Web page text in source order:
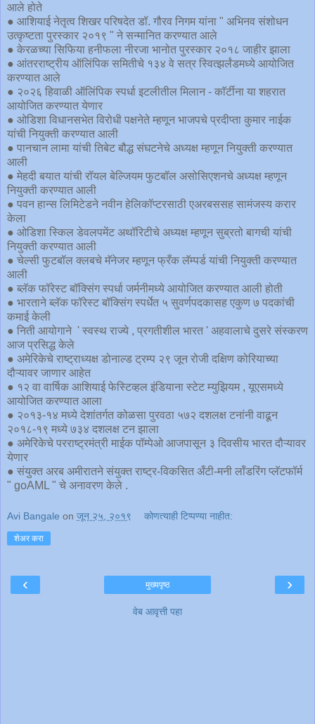
आले होते
● आशियाई नेतृत्व शिखर परिषदेत डॉ. गौरव निगम यांना " अभिनव संशोधन
उत्कृष्टता पुरस्कार २०१९ " ने सन्मानित करण्यात आले
● केरळच्या सिफिया हनीफला नीरजा भानोत पुरस्कार २०१८ जाहीर झाला
● आंतरराष्ट्रीय ऑलिंपिक समितीचे १३४ वे सत्र स्वित्झर्लंडमध्ये आयोजित
करण्यात आले
● २०२६ हिवाळी ऑलिंपिक स्पर्धा इटलीतील मिलान - काॅर्टीना या शहरात
आयोजित करण्यात येणार
● ओडिशा विधानसभेत विरोधी पक्षनेते म्हणून भाजपचे प्रदीप्ता कुमार नाईक
यांची नियुक्ती करण्यात आली
● पानचान लामा यांची तिबेट बौद्ध संघटनेचे अध्यक्ष म्हणून नियुक्ती करण्यात
आली
● मेहदी बयात यांची रॉयल बेल्जियम फुटबॉल असोसिएशनचे अध्यक्ष म्हणून
नियुक्ती करण्यात आली
● पवन हान्स लिमिटेडने नवीन हेलिकॉप्टरसाठी एअरबससह सामंजस्य करार
केला
● ओडिशा स्किल डेवलपमेंट अथॉरिटीचे अध्यक्ष म्हणून सुब्रतो बागची यांची
नियुक्ती करण्यात आली
● चेल्सी फुटबॉल क्लबचे मॅनेजर म्हणून फ्रँक लॅम्पर्ड यांची नियुक्ती करण्यात
आली
● ब्लॅक फॉरेस्ट बॉक्सिंग स्पर्धा जर्मनीमध्ये आयोजित करण्यात आली होती
● भारताने ब्लॅक फॉरेस्ट बॉक्सिंग स्पर्धेत ५ सुवर्णपदकासह एकुण ७ पदकांची
कमाई केली
● निती आयोगाने ' स्वस्थ राज्ये , प्रगतीशील भारत ' अहवालाचे दुसरे संस्करण
आज प्रसिद्ध केले
● अमेरिकेचे राष्ट्राध्यक्ष डोनाल्ड ट्रम्प २९ जून रोजी दक्षिण कोरियाच्या
दौऱ्यावर जाणार आहेत
● १२ वा वार्षिक आशियाई फेस्टिव्हल इंडियाना स्टेट म्युझियम , यूएसमध्ये
आयोजित करण्यात आला
● २०१३-१४ मध्ये देशांतर्गत कोळसा पुरवठा ५७२ दशलक्ष टनांनी वाढून
२०१८-१९ मध्ये ७३४ दशलक्ष टन झाला
● अमेरिकेचे परराष्ट्रमंत्री माईक पॉम्पेओ आजपासून ३ दिवसीय भारत दौऱ्यावर
येणार
● संयुक्त अरब अमीरातने संयुक्त राष्ट्र-विकसित अँटी-मनी लॉंडरिंग प्लॅटफॉर्म
" goAML " चे अनावरण केले .
Avi Bangale on जून २५, २०१९ कोणत्याही टिप्पण्‍या नाहीत:
शेअर करा
‹ ›
मुख्यपृष्ठ
वेब आवृत्ती पहा